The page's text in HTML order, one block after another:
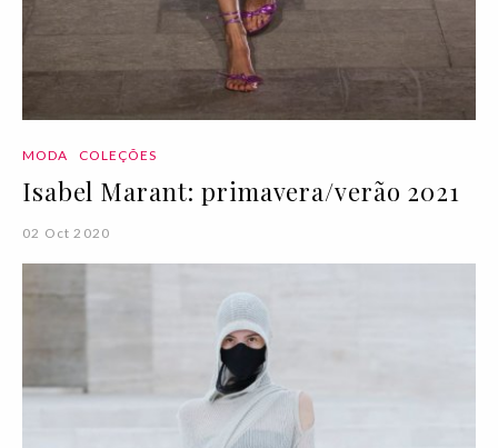
MODA COLEÇÕES
Isabel Marant: primavera/verão 2021
02 Oct 2020